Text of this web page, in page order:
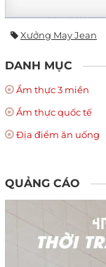
Xưởng May Jean
DANH MỤC
Ẩm thực 3 miền
Ẩm thực quốc tế
Địa điểm ăn uống
QUẢNG CÁO